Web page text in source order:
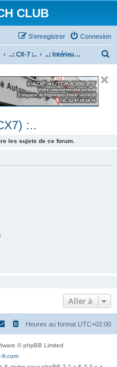
CLUB
Connexion
S’enregistrer
..: CX-7 :.. ..: Intérieur / Electronique (CX7) :..
e
:..
les sujets de ce forum.
Aller à
Heures au format UTC+02:00
© phpBB Limited
fr.com